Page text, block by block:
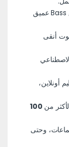
مع Bass عميق
أنقى
أونلاين،
من 100
وحتى